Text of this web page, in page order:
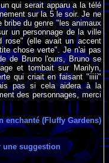
qui serait apparu a la télé
sur la 5 le soir. Je ne
du genre "les animaux
un personnage de la ville
rose" (elle avait un accent
chose verte". Je n'ai pas
de Bruno l'ours, Bruno se
et tombait sur Marilyn,
qui criait en faisant "iiiii"
pas si cela aidera à la
des personnages, merci
enchanté (Fluffy Gardens)
suggestion